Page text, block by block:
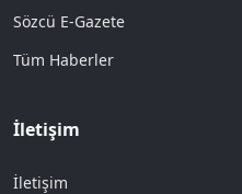
Sözcü E-Gazete
Tüm Haberler
İletişim
İletişim